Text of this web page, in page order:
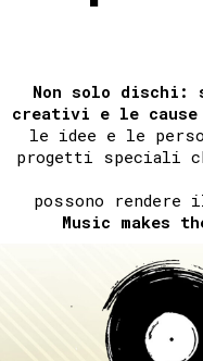
Non solo
creativi e le cause
le idee e le
progetti speciali
possono rendere
Music makes